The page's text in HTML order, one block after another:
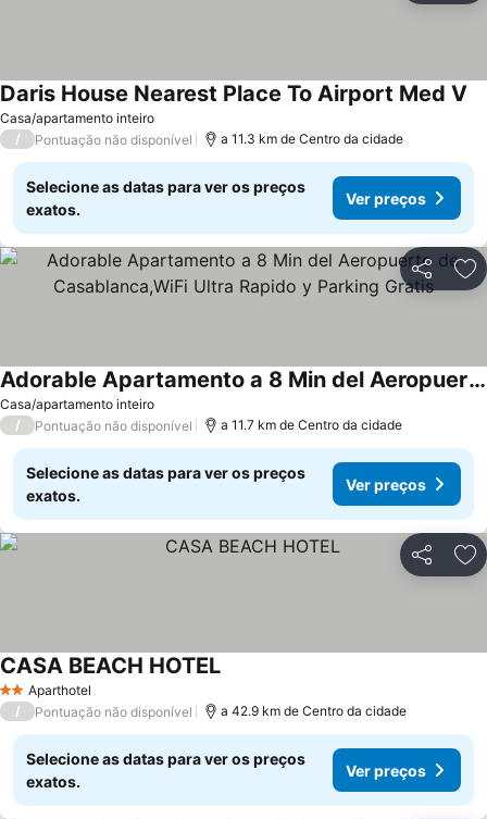
Casa/apartamento inteiro
Daris House Nearest Place To Airport Med V
/ Pontuação não disponível a 11.3 km de Centro da cidade
Selecione as datas para ver os preços
exatos.
Ver preços
Partilhar
Casa/apartamento inteiro
Adorable Apartamento a 8 Min del Aeropuerto de Casablanca,WiFi Ultra Rapido y Parking Gratis
/ Pontuação não disponível a 11.7 km de Centro da cidade
Selecione as datas para ver os preços
exatos.
Ver preços
Partilhar
2 EstrelasAparthotel
CASA BEACH HOTEL
/ Pontuação não disponível a 42.9 km de Centro da cidade
Selecione as datas para ver os preços
exatos.
Ver preços